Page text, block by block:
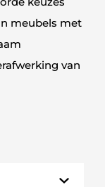
meubels met
van